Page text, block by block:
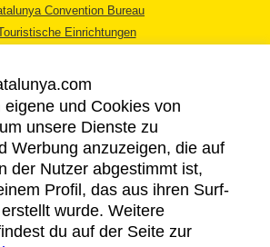
Convention Bureau
Einrichtungen
RECHTLICHER HINWEIS
DATENSCHUTZICHTLINIE
COOKIES
und Cookies von
unsere Dienste zu
Werbung anzuzeigen, die auf
der Nutzer abgestimmt ist,
Profil, das aus ihren Surf-
wurde. Weitere
du auf der Seite zur